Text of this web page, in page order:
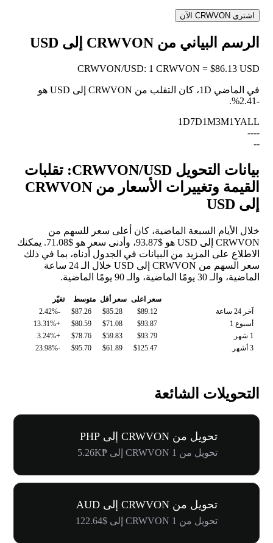
اشتري CRWVON الآن
الرسم البياني من CRWVON إلى USD
CRWVON/USD: 1 CRWVON = $86.13 USD
في الماضي 1D، كان التقلب من CRWVON إلى USD هو
-2.41%
.
1D7D1M3M1YALL
--
--
--
بيانات التحويل CRWVON/USD: تقلبات
القيمة وتغييرات الأسعار من CRWVON
إلى USD
خلال الأيام السبعة الماضية، كان أعلى سعر للسهم من
CRWVON إلى USD هو $93.87، وأدنى سعر هو $71.08. يمكنك
الاطلاع على المزيد من البيانات في الجدول أدناه، بما في ذلك
سعر السهم من CRWVON إلى USD خلال الـ 24 ساعة
الماضية، والـ 30 يومًا الماضية، والـ 90 يومًا الماضية.
سعر اعلى سعر أقل متوسط
تغيّر
آخر 24 ساعة
$89.12
$85.28
$87.26
-2.42%
أسبوع 1
$93.87
$71.08
$80.59
+13.31%
1 شهر
$93.79
$59.83
$78.76
+3.24%
3 أشهر
$125.47
$61.89
$95.70
-23.98%
التحويلات الشائعة
تحويل من CRWVON إلى PHP
تحويل من 1 CRWVON إلى ₱5.26K
تحويل من CRWVON إلى AUD
تحويل من 1 CRWVON إلى $122.64